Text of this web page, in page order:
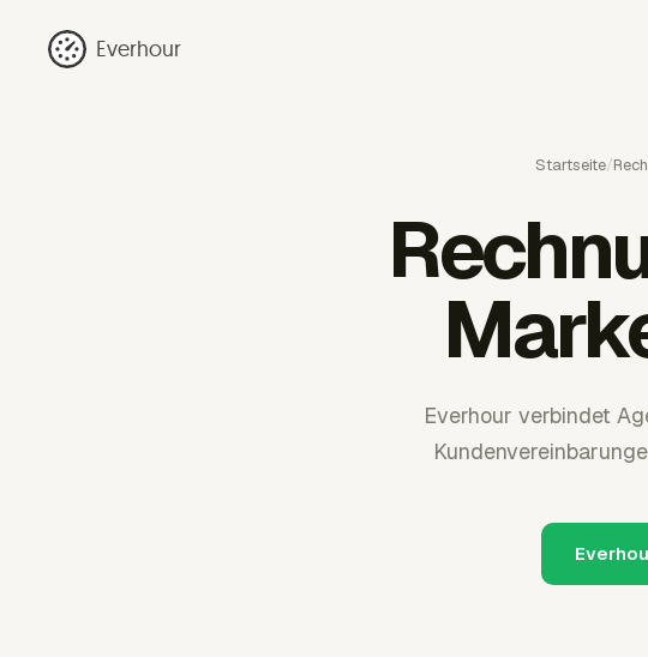
Everhour
Startseite/
Everhour verbindet